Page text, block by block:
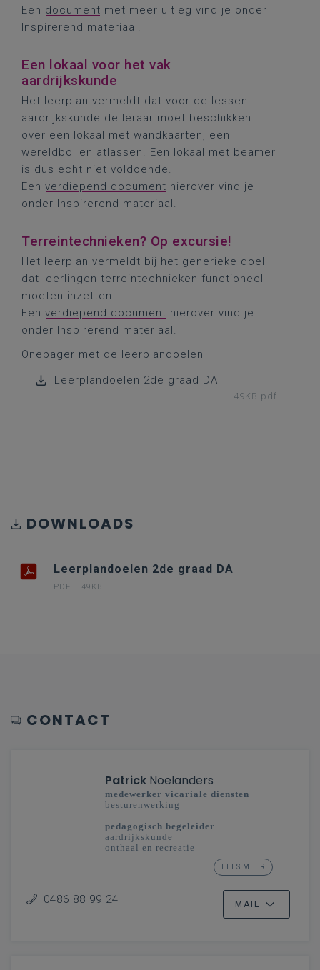
Een document met meer uitleg vind je onder
Inspirerend materiaal.
Een lokaal voor het vak
aardrijkskunde
Het leerplan vermeldt dat voor de lessen
aardrijkskunde de leraar moet beschikken
over een lokaal met wandkaarten, een
wereldbol en atlassen. Een lokaal met beamer
is dus echt niet voldoende.
Een verdiepend document hierover vind je
onder Inspirerend materiaal.
Terreintechnieken? Op excursie!
Het leerplan vermeldt bij het generieke doel
dat leerlingen terreintechnieken functioneel
moeten inzetten.
Een verdiepend document hierover vind je
onder Inspirerend materiaal.
Onepager met de leerplandoelen
Leerplandoelen 2de graad DA
49KB pdf
DOWNLOADS
Leerplandoelen 2de graad DA
PDF 49KB
CONTACT
Patrick Noelanders
medewerker vicariale diensten
besturenwerking
pedagogisch begeleider
aardrijkskunde
onthaal en recreatie
studiedomein taal en cultuur: toerisme
Limburg - Vlaanderenbreed
LEES MEER
0486 88 99 24 MAIL